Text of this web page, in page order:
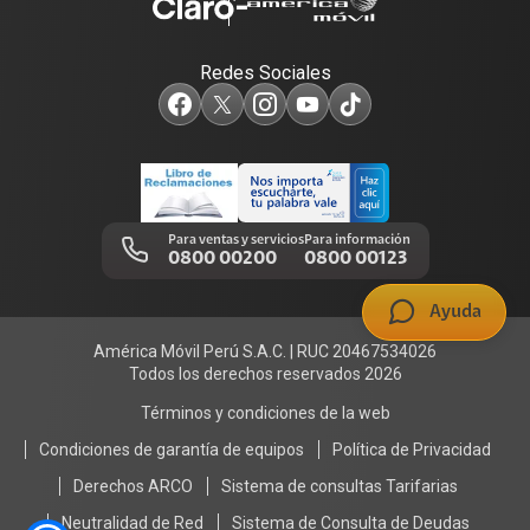
Ayuda
Test de velocidad de internet
Comprobantes electrónicos
Llamada por llamada
Adquirientes iPhone 6, 6S y SE
Mensaje de Seguridad
Trabaja en Claro
Trabajos de mantenimiento
Redes Sociales
Para ventas y servicios
0800 00200
Para información
0800 00123
América Móvil Perú S.A.C. | RUC 20467534026
Todos los derechos reservados 2026
Términos y condiciones de la web
Condiciones de garantía de equipos
Política de Privacidad
Derechos ARCO
Sistema de consultas Tarifarias
Neutralidad de Red
Sistema de Consulta de Deudas